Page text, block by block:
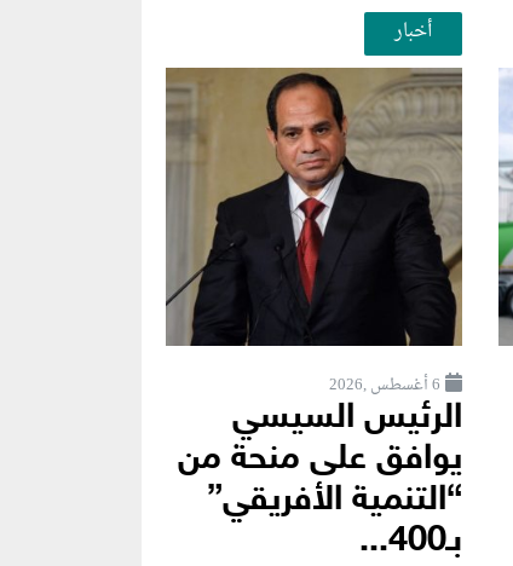
أخبار
6 أغسطس ,2026
الرئيس السيسي
يوافق على منحة من
“التنمية الأفريقي”
بـ400...